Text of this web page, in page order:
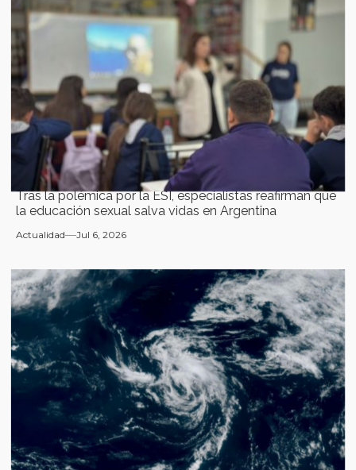
Tras la polémica por la ESI, especialistas reafirman que
la educación sexual salva vidas en Argentina
Actualidad Jul 6, 2026